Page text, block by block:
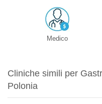
Medico
Cliniche simili per
Polonia